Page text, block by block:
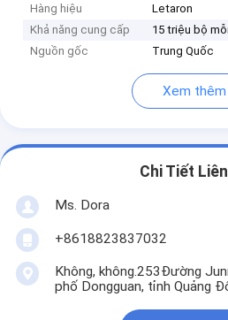
Hàng hiệu
Letaron
Khả năng cung cấp
15 triệu bộ
Nguồn gốc
Trung Quốc
Xem thêm
Chi Tiết
Ms. Dora
+8618823837032
Không, không.253Đường
phố Dongguan, tỉnh Quảng